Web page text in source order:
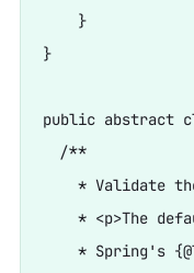
}
}
public abstract
/**
* Validate the
* <p>The
* Spring's